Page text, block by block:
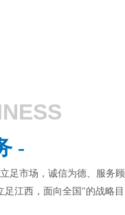
-
足市场，诚信为德、服务顾
江西，面向全国"的战略目